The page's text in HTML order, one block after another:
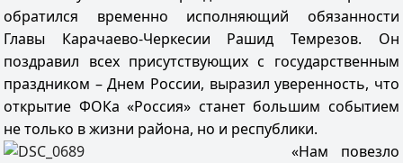
обратился временно исполняющий обязанности
Главы Карачаево-Черкесии Рашид Темрезов. Он
поздравил всех присутствующих с государственным
праздником – Днем России, выразил уверенность, что
открытие ФОКа «Россия» станет большим событием
не только в жизни района, но и республики.
«Нам повезло